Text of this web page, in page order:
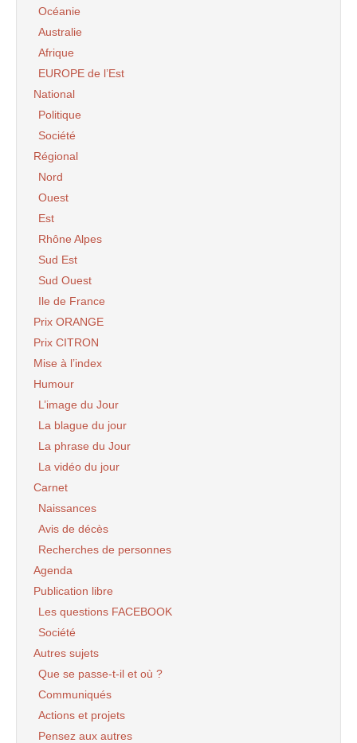
Océanie
Australie
Afrique
EUROPE de l’Est
National
Politique
Société
Régional
Nord
Ouest
Est
Rhône Alpes
Sud Est
Sud Ouest
Ile de France
Prix ORANGE
Prix CITRON
Mise à l’index
Humour
L’image du Jour
La blague du jour
La phrase du Jour
La vidéo du jour
Carnet
Naissances
Avis de décès
Recherches de personnes
Agenda
Publication libre
Les questions FACEBOOK
Société
Autres sujets
Que se passe-t-il et où ?
Communiqués
Actions et projets
Pensez aux autres